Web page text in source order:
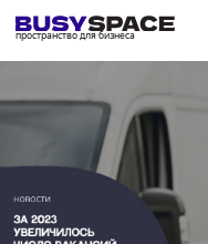
пространство для бизнеса